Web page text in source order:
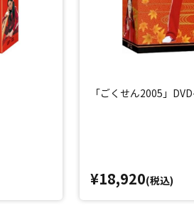
「ごくせん2005」
¥18,920(税込)